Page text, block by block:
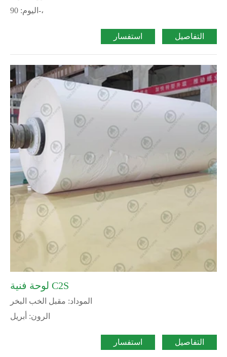
اليوم: 90-،
استفسار التفاصيل
لوحة فنية C2S
الموداد: مقبل الخب البخر
الرون: أبريل
استفسار التفاصيل